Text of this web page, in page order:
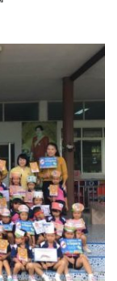
าลตำบลปัว